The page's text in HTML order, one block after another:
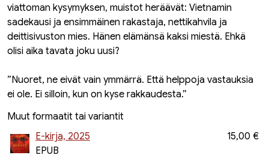
viattoman kysymyksen, muistot heräävät: Vietnamin
sadekausi ja ensimmäinen rakastaja, nettikahvila ja
deittisivuston mies. Hänen elämänsä kaksi miestä. Ehkä
olisi aika tavata joku uusi?
”Nuoret, ne eivät vain ymmärrä. Että helppoja vastauksia
ei ole. Ei silloin, kun on kyse rakkaudesta.”
Muut formaatit tai variantit
E-kirja, 2025
EPUB
15,00 €